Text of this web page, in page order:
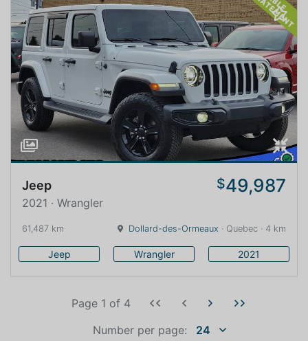
Jeep $49,987
2021 · Wrangler
61,487 km Dollard-des-Ormeaux · Quebec · 4 km
Jeep Wrangler 2021
Number per page: 24
Page 1 of 4